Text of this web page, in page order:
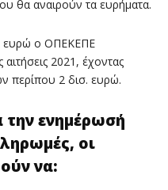
θα αναιρούν τα ευρήματα.
ευρώ ο ΟΠΕΚΕΠΕ
2021, έχοντας
περίπου 2 δισ. ευρώ.
την ενημέρωσή
οι
να: